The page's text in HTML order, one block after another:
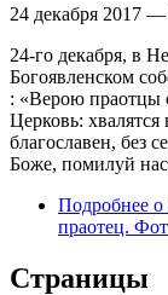
24 декабря 2017 —
24-го декабря, в
Богоявленском
: «Верою праотцы
Церковь: хвалятся
благославен, без
Боже, помилуй
Подробнее о
праотец.
Страницы